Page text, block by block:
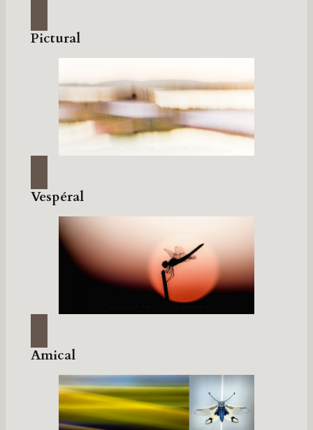
Pictural
Vespéral
Amical